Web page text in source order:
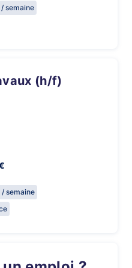
semaine
(h/f)
semaine